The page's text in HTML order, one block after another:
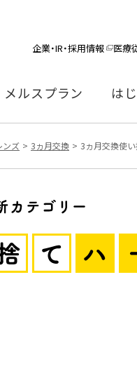
企業・IR・採用情報 医療
メルスプラン は
ンズ 3ヵ月交換 3ヵ月交換使